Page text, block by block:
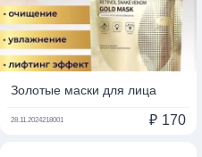
Золотые маски для лица
28.11.2024218001 ₽ 170